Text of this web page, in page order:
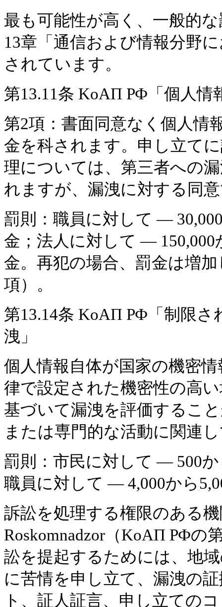
最も可能性が高く、一般的
13章「通信および情報分野
されています。
第13.11条 KоАП РФ「個人情
第2項：書面同意なく個人情
金を科されます。申し立て
理については、第三者への
れますが、漏洩に対する同
罰則：職員に対して —
金；法人に対して — 150,000
金。再犯の場合、罰金は増
項）。
第13.14条 KоАП РФ「制限さ
洩」
個人情報自体が国家の機密
律で設定された機密性の高
基づいて漏洩を評価するこ
または専門的な活動に関連
罰則：市民に対して — 500
職員に対して — 4,000から
訴訟を処理する権限のある
Roskomnadzor（KоАП РФの
訟を提起するためには、地域
に苦情を申し立て、漏洩の
ト、証人証言、申し立ての